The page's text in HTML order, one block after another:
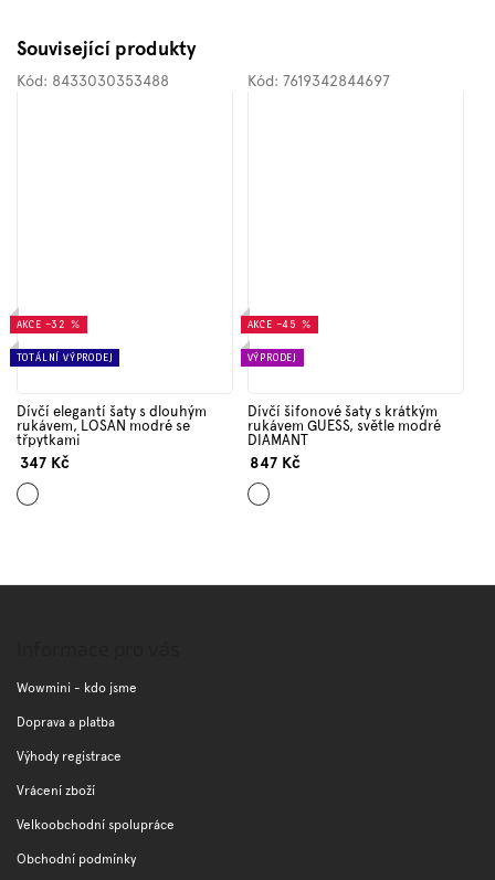
Související produkty
AKCE –32 %
TOTÁLNÍ VÝPRODEJ
Dívčí elegantí šaty s dlouhým
rukávem, LOSAN modré se
třpytkami
347 Kč
Mix
barev
Kód: 8433030353488
AKCE –45 %
VÝPRODEJ
Dívčí šifonové šaty s krátkým
rukávem GUESS, světle modré
DIAMANT
847 Kč
Světle
modrá
Kód: 7619342844697
Wowmini - kdo jsme
Doprava a platba
Výhody registrace
Vrácení zboží
Velkoobchodní spolupráce
Obchodní podmínky